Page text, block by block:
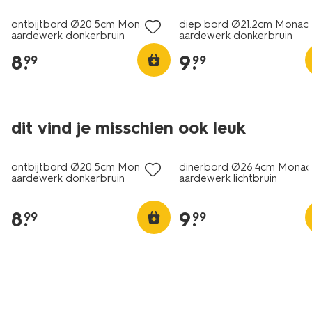
ontbijtbord Ø20.5cm Monaco
aardewerk donkerbruin
8.
99
diep bord Ø21.2cm
aardewerk donkerbruin
9.
99
dit vind je misschien ook leuk
2+1 gratis
ontbijtbord Ø20.5cm Monaco
aardewerk donkerbruin
8.
99
2+1 gratis
dinerbord Ø26.4cm
aardewerk lichtbruin
9.
99